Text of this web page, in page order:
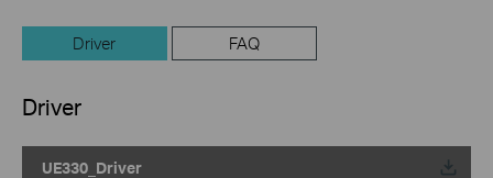
Driver FAQ
Driver
UE330_Driver